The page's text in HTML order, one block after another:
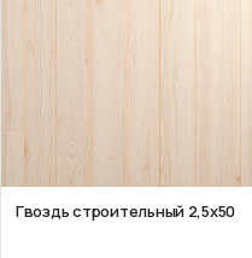
Гвоздь строительный 2,5х50